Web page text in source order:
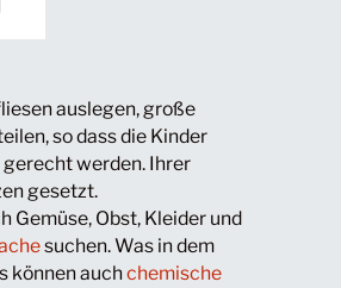
auslegen, große
so dass die Kinder
gerecht werden. Ihrer
gesetzt.
Gemüse, Obst, Kleider und
suchen. Was in dem
können auchchemische